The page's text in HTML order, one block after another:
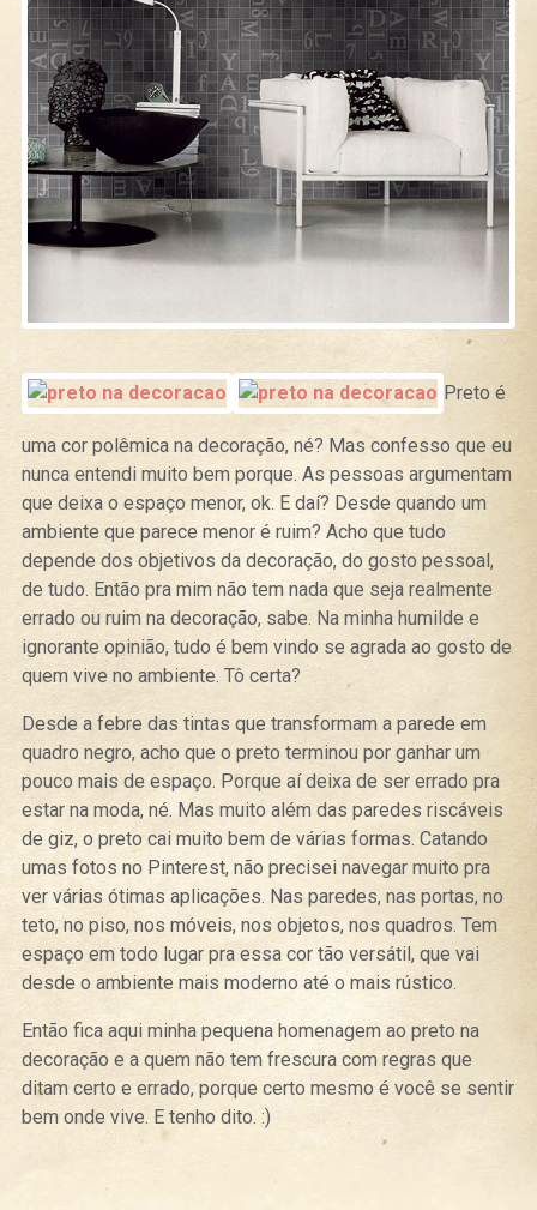
Preto é
uma cor polêmica na decoração, né? Mas confesso que eu
nunca entendi muito bem porque. As pessoas argumentam
que deixa o espaço menor, ok. E daí? Desde quando um
ambiente que parece menor é ruim? Acho que tudo
depende dos objetivos da decoração, do gosto pessoal,
de tudo. Então pra mim não tem nada que seja realmente
errado ou ruim na decoração, sabe. Na minha humilde e
ignorante opinião, tudo é bem vindo se agrada ao gosto de
quem vive no ambiente. Tô certa?
Desde a febre das tintas que transformam a parede em
quadro negro, acho que o preto terminou por ganhar um
pouco mais de espaço. Porque aí deixa de ser errado pra
estar na moda, né. Mas muito além das paredes riscáveis
de giz, o preto cai muito bem de várias formas. Catando
umas fotos no Pinterest, não precisei navegar muito pra
ver várias ótimas aplicações. Nas paredes, nas portas, no
teto, no piso, nos móveis, nos objetos, nos quadros. Tem
espaço em todo lugar pra essa cor tão versátil, que vai
desde o ambiente mais moderno até o mais rústico.
Então fica aqui minha pequena homenagem ao preto na
decoração e a quem não tem frescura com regras que
ditam certo e errado, porque certo mesmo é você se sentir
bem onde vive. E tenho dito. :)